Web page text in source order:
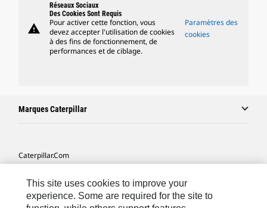
warning
Réseaux Sociaux
Des Cookies Sont Requis
Pour activer cette fonction, vous
devez accepter l'utilisation de cookies
à des fins de fonctionnement, de
performances et de ciblage.
Paramètres des
cookies
Marques Caterpillar
Caterpillar.com
Mes Préférences Marketing
This site uses cookies to improve your
experience. Some are required for the site to